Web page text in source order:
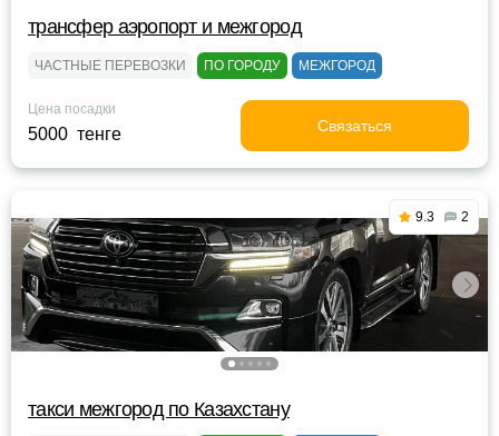
трансфер аэропорт и межгород
ЧАСТНЫЕ ПЕРЕВОЗКИ ПО ГОРОДУ МЕЖГОРОД
Цена посадки
5000 тенге Связаться
9.3 2
такси межгород по Казахстану